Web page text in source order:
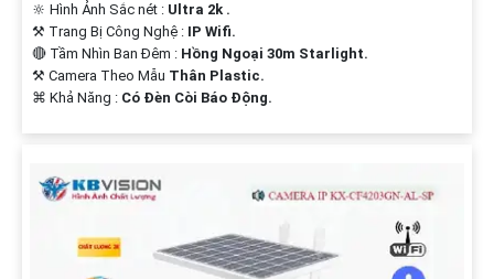
🔆 Hình Ảnh Sắc nét : Ultra 2k .
⚒ Trang Bị Công Nghệ : IP Wifi.
🔴 Tầm Nhìn Ban Đêm : Hồng Ngoại 30m Starlight.
⚒ Camera Theo Mẫu Thân Plastic.
️⌘ Khả Năng : Có Ðèn Còi Báo Động.